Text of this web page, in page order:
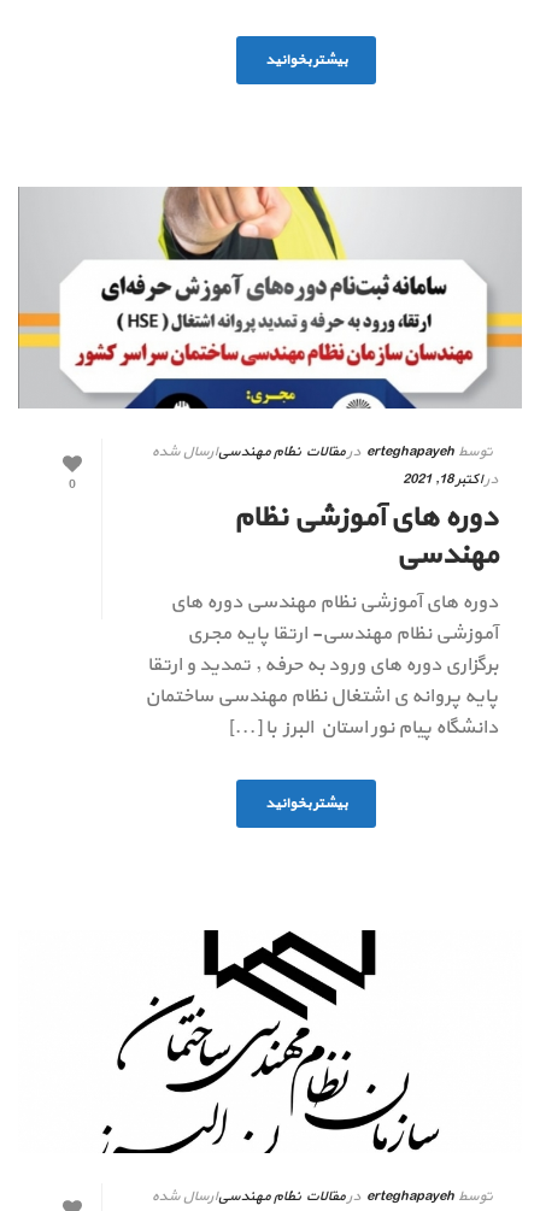
بیشتر بخوانید
0
توسط erteghapayeh درمقالات نظام مهندسیارسال شده
دراکتبر 18, 2021
دوره های آموزشی نظام
مهندسی
دوره های آموزشی نظام مهندسی دوره های
آموزشی نظام مهندسی- ارتقا پایه مجری
برگزاری دوره های ورود به حرفه , تمدید و ارتقا
پایه پروانه ی اشتغال نظام مهندسی ساختمان
دانشگاه پیام نور استان البرز با [...]
بیشتر بخوانید
توسط erteghapayeh درمقالات نظام مهندسیارسال شده